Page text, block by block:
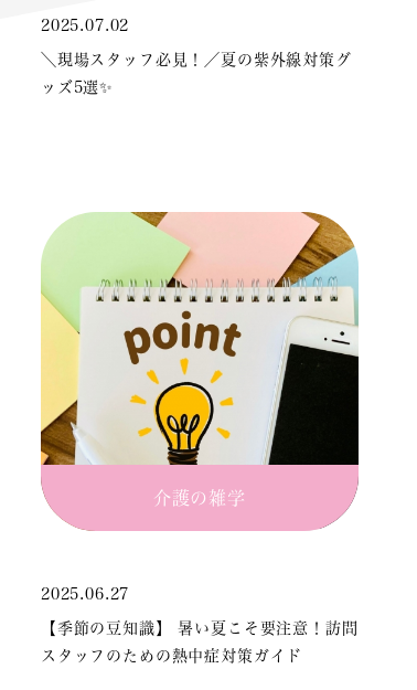
2025.07.02
＼現場スタッフ必見！／夏の紫外線対策グ
ッズ5選✨
介護の雑学
2025.06.27
【季節の豆知識】 暑い夏こそ要注意！訪問
スタッフのための熱中症対策ガイド